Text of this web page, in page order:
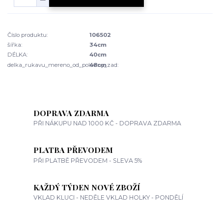
Číslo produktu:
106502
šířka:
34cm
DÉLKA:
40cm
delka_rukavu_mereno_od_poloviny_zad:
48cm
DOPRAVA ZDARMA
PŘI NÁKUPU NAD 1000 KČ - DOPRAVA ZDARMA
PLATBA PŘEVODEM
PŘI PLATBĚ PŘEVODEM - SLEVA 5%
KAŽDÝ TÝDEN NOVÉ ZBOŽÍ
VKLAD KLUCI - NEDĚLE VKLAD HOLKY - PONDĚLÍ